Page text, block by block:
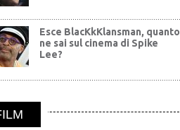
Esce BlacKkKlansman, quanto
ne sai sul cinema di Spike
Lee?